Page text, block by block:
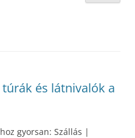
és látnivalók a
gyorsan: Szállás |